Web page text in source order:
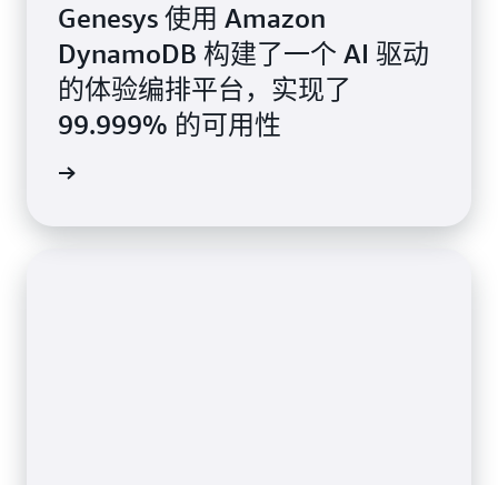
Genesys 使用 Amazon
DynamoDB 构建了一个 AI 驱动
的体验编排平台，实现了
99.999% 的可用性